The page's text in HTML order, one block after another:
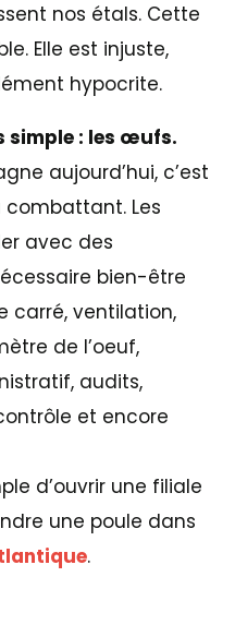
nos étals. Cette
Elle est injuste,
hypocrite.
simple : les œufs.
aujourd’hui, c’est
Les
avec des
bien-être
carré, ventilation,
de l’oeuf,
audits,
et encore
d’ouvrir une filiale
une poule dans
.